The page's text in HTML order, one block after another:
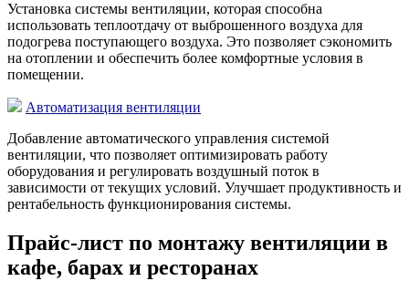
Установка системы вентиляции, которая способна
использовать теплоотдачу от выброшенного воздуха для
подогрева поступающего воздуха. Это позволяет сэкономить
на отоплении и обеспечить более комфортные условия в
помещении.
Автоматизация вентиляции
Добавление автоматического управления системой
вентиляции, что позволяет оптимизировать работу
оборудования и регулировать воздушный поток в
зависимости от текущих условий. Улучшает продуктивность и
рентабельность функционирования системы.
Прайс-лист по монтажу вентиляции в
кафе, барах и ресторанах